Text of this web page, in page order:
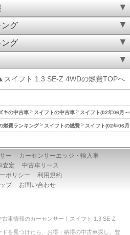
グ
グ
スイフト 1.3 SE-Z 4WDの燃費TOPへ
キの中古車 スイフトの中古車 スイフト(02年06月
燃費ランキング スイフトの燃費 スイフト(02年06
ー
カーセンサーエッジ・輸入車
査定
中古車リース
ポリシー
利用規約
プ
お問い合わせ
車情報のカーセンサー！スイフト 1.3 SE-Z
を見つけたら、お得・納得の中古車探し。豊